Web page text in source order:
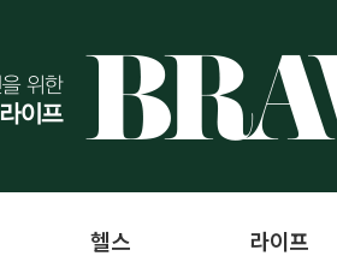
헬스 라이프